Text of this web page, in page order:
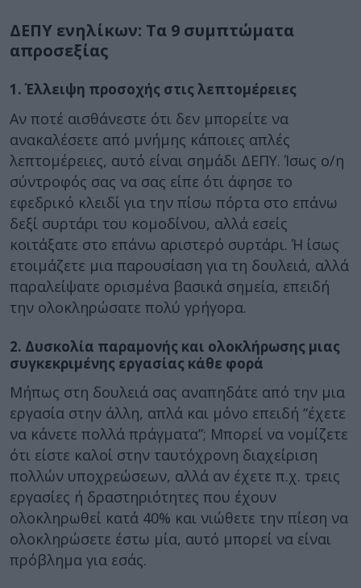
ΔΕΠΥ ενηλίκων: Τα 9 συμπτώματα
απροσεξίας
1. Έλλειψη προσοχής στις λεπτομέρειες
Αν ποτέ αισθάνεστε ότι δεν μπορείτε να
ανακαλέσετε από μνήμης κάποιες απλές
λεπτομέρειες, αυτό είναι σημάδι ΔΕΠΥ. Ίσως ο/η
σύντροφός σας να σας είπε ότι άφησε το
εφεδρικό κλειδί για την πίσω πόρτα στο επάνω
δεξί συρτάρι του κομοδίνου, αλλά εσείς
κοιτάξατε στο επάνω αριστερό συρτάρι. Ή ίσως
ετοιμάζετε μια παρουσίαση για τη δουλειά, αλλά
παραλείψατε ορισμένα βασικά σημεία, επειδή
την ολοκληρώσατε πολύ γρήγορα.
2. Δυσκολία παραμονής και ολοκλήρωσης μιας
συγκεκριμένης εργασίας κάθε φορά
Μήπως στη δουλειά σας αναπηδάτε από την μια
εργασία στην άλλη, απλά και μόνο επειδή “έχετε
να κάνετε πολλά πράγματα”; Μπορεί να νομίζετε
ότι είστε καλοί στην ταυτόχρονη διαχείριση
πολλών υποχρεώσεων, αλλά αν έχετε π.χ. τρεις
εργασίες ή δραστηριότητες που έχουν
ολοκληρωθεί κατά 40% και νιώθετε την πίεση να
ολοκληρώσετε έστω μία, αυτό μπορεί να είναι
πρόβλημα για εσάς.